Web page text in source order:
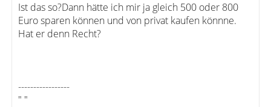
Ist das so?Dann hätte ich mir ja gleich 500 oder 800
Euro sparen können und von privat kaufen könnne.
Hat er denn Recht?
-----------------
" "